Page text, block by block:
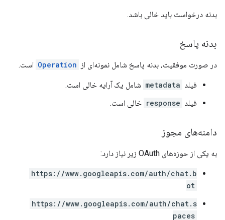
بدنه درخواست باید خالی باشد.
بدنه پاسخ
در صورت موفقیت، بدنه پاسخ شامل نمونه‌ای از Operation است.
فیلد metadata شامل یک آرایه خالی است.
فیلد response خالی است.
دامنه‌های مجوز
به یکی از حوزه‌های OAuth زیر نیاز دارد:
https://www.googleapis.com/auth/chat.b
ot
https://www.googleapis.com/auth/chat.s
paces